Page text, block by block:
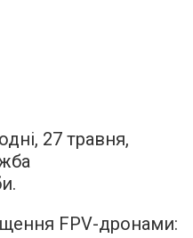
27 травня,
FPV-дронами: